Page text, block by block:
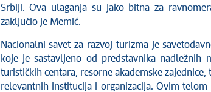
Srbiji. Ova ulaganja su jako bitna za
zaključio je Memić.
Nacionalni savet za razvoj turizma je
koje je sastavljeno od predstavnika nadležnih
turističkih centara, resorne akademske
relevantnih institucija i organizacija. Ovim